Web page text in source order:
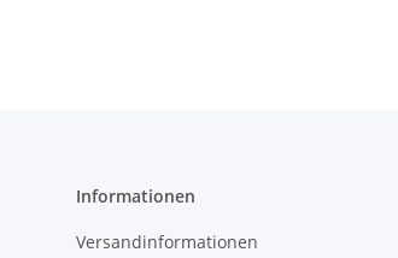
Informationen
Versandinformationen